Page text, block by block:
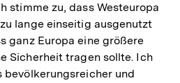
stimme zu, dass Westeuropa
lange einseitig ausgenutzt
ganz Europa eine größere
Sicherheit tragen sollte. Ich
bevölkerungsreicher und